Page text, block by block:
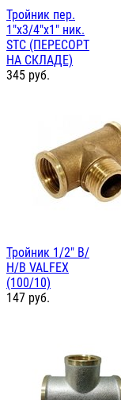
Тройник пер.
1"х3/4"х1" ник.
STC (ПЕРЕСОРТ
НА СКЛАДЕ)
345 руб.
Тройник 1/2" В/
Н/В VALFEX
(100/10)
147 руб.